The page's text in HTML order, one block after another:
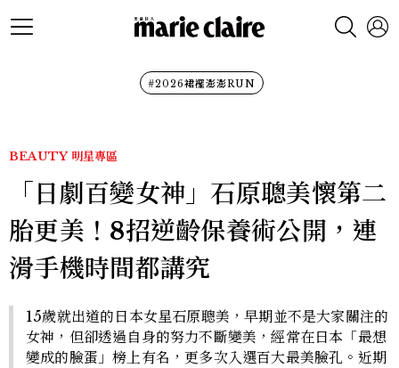
#2026裙襬澎澎RUN
BEAUTY 明星專區
「日劇百變女神」石原聰美懷第二
胎更美！8招逆齡保養術公開，連
滑手機時間都講究
15歲就出道的日本女星石原聰美，早期並不是大家關注的
女神，但卻透過自身的努力不斷變美，經常在日本「最想
變成的臉蛋」榜上有名，更多次入選百大最美臉孔。近期